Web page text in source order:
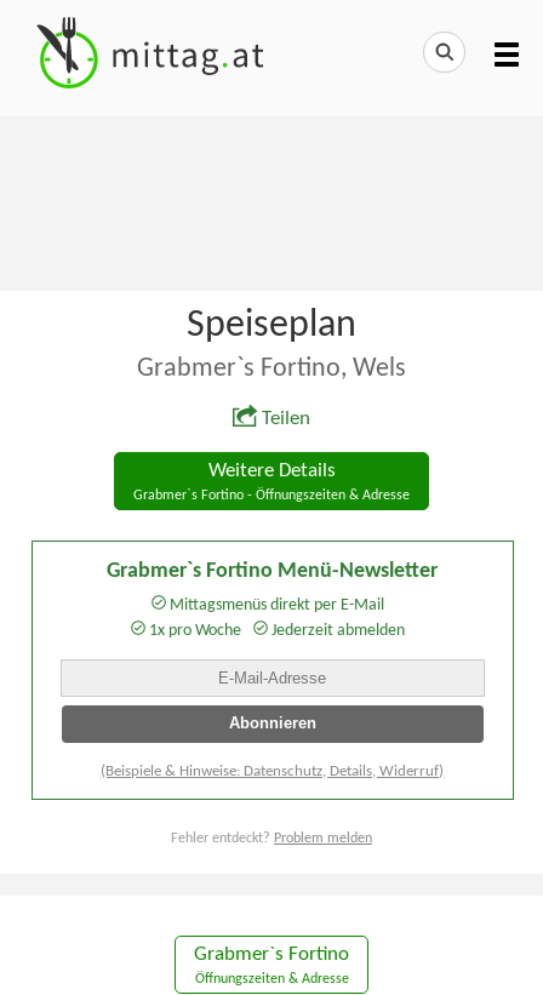
Speiseplan
Grabmer`s Fortino, Wels
Teilen
Weitere Details
Grabmer`s Fortino - Öffnungszeiten & Adresse
Grabmer`s Fortino Menü-Newsletter
Mittagsmenüs direkt per E-Mail
1x pro Woche
Jederzeit abmelden
(Beispiele & Hinweise: Datenschutz, Details, Widerruf)
Fehler entdeckt? Problem melden
Grabmer`s Fortino
Öffnungszeiten & Adresse